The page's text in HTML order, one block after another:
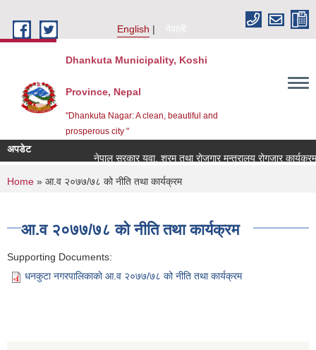
English
नेपाली
Dhankuta Municipality, Koshi
Province, Nepal
"Dhankuta Nagar: A clean, beautiful and
prosperous city "
अपडेट
नेपाल सरकार युवा, श्रम तथा रोजगार मन्त्रालय रोगजार
You are here
Home » आ.व २०७७/७८ को नीति तथा कार्यक्रम
आ.व २०७७/७८ को नीति तथा कार्यक्रम
Supporting Documents:
धनकुटा नगरपालिकाकाे आ.व २०७७/७८ को नीति तथा कार्यक्रम